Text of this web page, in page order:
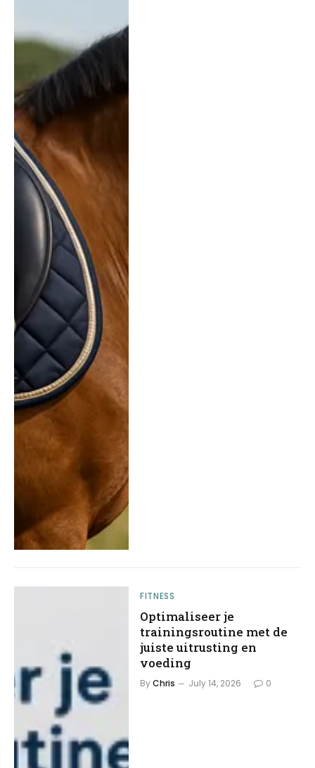
FITNESS
Optimaliseer je
trainingsroutine met de
juiste uitrusting en
voeding
ByChris July 14, 2026 0